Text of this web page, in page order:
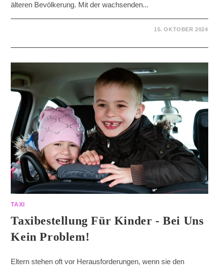
älteren Bevölkerung. Mit der wachsenden...
15. OKTOBER 2024
TAXI
Taxibestellung Für Kinder - Bei Uns
Kein Problem!
Eltern stehen oft vor Herausforderungen, wenn sie den